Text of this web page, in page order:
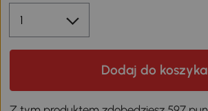
Dodaj do koszyka